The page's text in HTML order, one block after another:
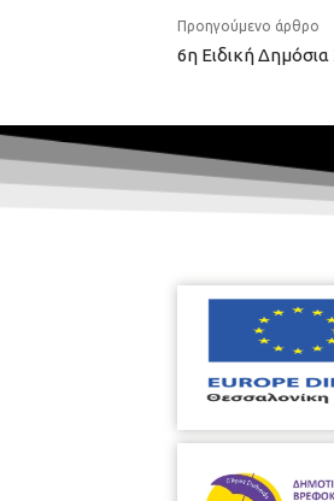
Προηγούμενο άρθρο
6η Ειδική